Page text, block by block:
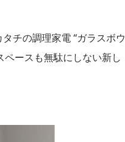
チの調理家電 “ガラスボウ
ースも無駄にしない新し